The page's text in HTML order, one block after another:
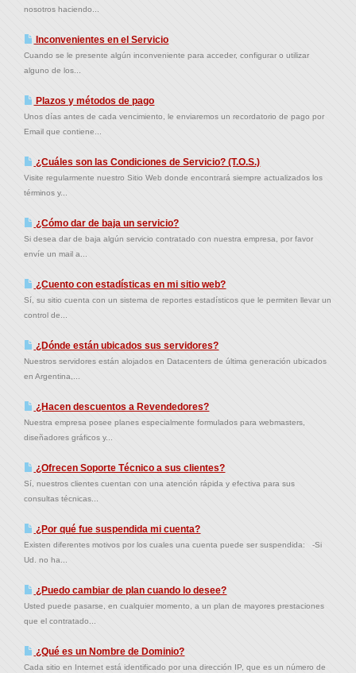
nosotros haciendo...
Inconvenientes en el Servicio
Cuando se le presente algún inconveniente para acceder, configurar o utilizar
alguno de los...
Plazos y métodos de pago
Unos días antes de cada vencimiento, le enviaremos un recordatorio de pago por
Email que contiene...
¿Cuáles son las Condiciones de Servicio? (T.O.S.)
Visite regularmente nuestro Sitio Web donde encontrará siempre actualizados los
términos y...
¿Cómo dar de baja un servicio?
Si desea dar de baja algún servicio contratado con nuestra empresa, por favor
envíe un mail a...
¿Cuento con estadísticas en mi sitio web?
Sí, su sitio cuenta con un sistema de reportes estadísticos que le permiten llevar un
control de...
¿Dónde están ubicados sus servidores?
Nuestros servidores están alojados en Datacenters de última generación ubicados
en Argentina,...
¿Hacen descuentos a Revendedores?
Nuestra empresa posee planes especialmente formulados para webmasters,
diseñadores gráficos y...
¿Ofrecen Soporte Técnico a sus clientes?
Sí, nuestros clientes cuentan con una atención rápida y efectiva para sus
consultas técnicas...
¿Por qué fue suspendida mi cuenta?
Existen diferentes motivos por los cuales una cuenta puede ser suspendida: -Si
Ud. no ha...
¿Puedo cambiar de plan cuando lo desee?
Usted puede pasarse, en cualquier momento, a un plan de mayores prestaciones
que el contratado...
¿Qué es un Nombre de Dominio?
Cada sitio en Internet está identificado por una dirección IP, que es un número de